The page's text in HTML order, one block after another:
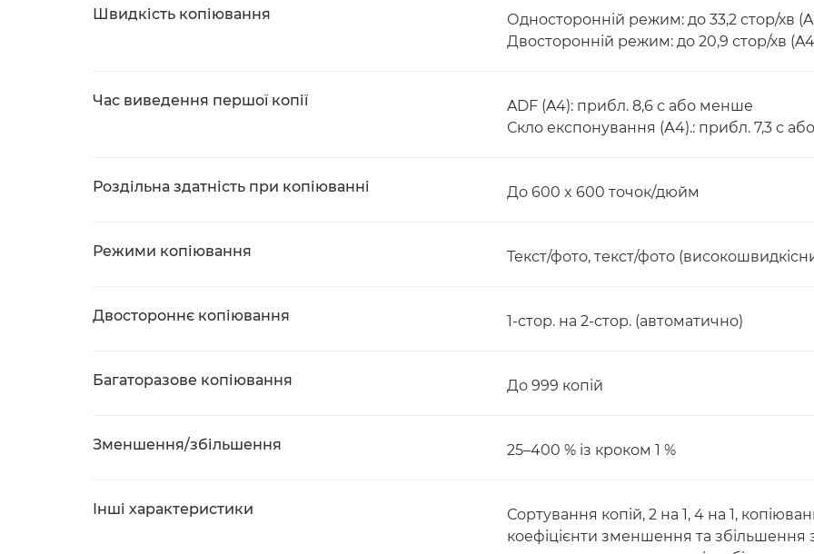
Швидкість копіювання
Односторонній режим: до 33,2 стор/хв
Двосторонній режим: до 20,9 стор/хв
Час виведення першої копії
ADF (A4): прибл. 8,6 с або менше
Скло експонування (А4).: прибл. 7,3 с
Роздільна здатність при копіюванні До 600 x 600 точок/дюйм
Режими копіювання Текст/фото, текст/фото
Двостороннє копіювання 1-стор. на 2-стор. (автоматично)
Багаторазове копіювання До 999 копій
Зменшення/збільшення 25–400 % із кроком 1 %
Інші характеристики
Сортування копій, 2 на 1, 4 на 1,
коефіцієнти зменшення та